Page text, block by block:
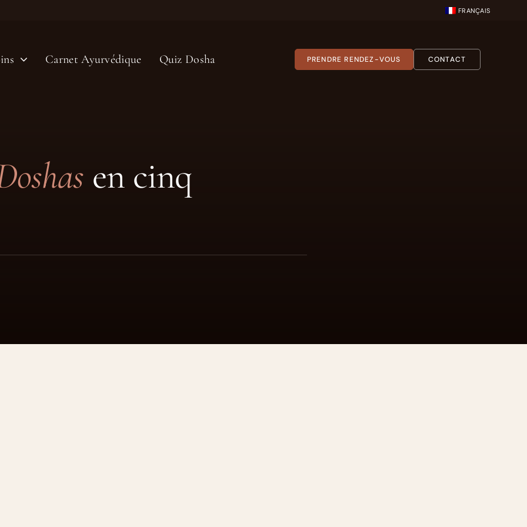
FRANÇAIS
Carnet Ayurvédique Quiz Dosha PRENDRE RENDEZ-VOUS CONTACT
en cinq